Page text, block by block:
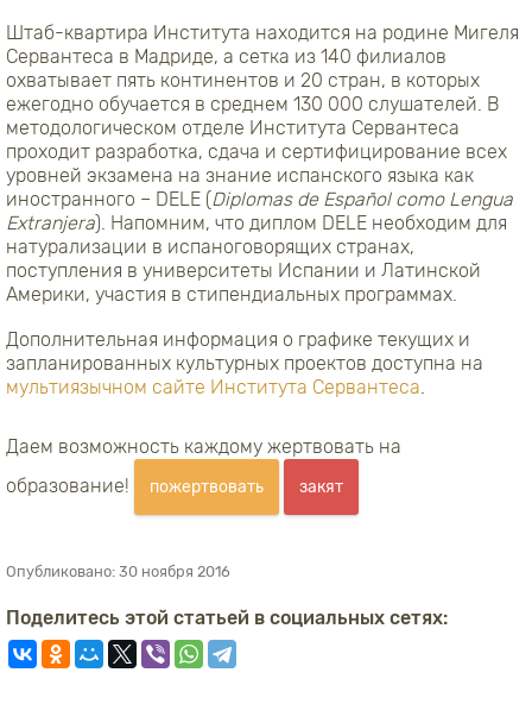
Штаб-квартира Института находится на родине Мигеля
Сервантеса в Мадриде, а сетка из 140 филиалов
охватывает пять континентов и 20 стран, в которых
ежегодно обучается в среднем 130 000 слушателей. В
методологическом отделе Института Сервантеса
проходит разработка, сдача и сертифицирование всех
уровней экзамена на знание испанского языка как
иностранного – DELE (Diplomas de Español como Lengua
Extranjera). Напомним, что диплом DELE необходим для
натурализации в испаноговорящих странах,
поступления в университеты Испании и Латинской
Америки, участия в стипендиальных программах.
Дополнительная информация о графике текущих и
запланированных культурных проектов доступна на
мультиязычном сайте Института Сервантеса.
Даем возможность каждому жертвовать на
образование!
пожертвовать закят
Опубликовано: 30 ноября 2016
Поделитесь этой статьей в социальных сетях: